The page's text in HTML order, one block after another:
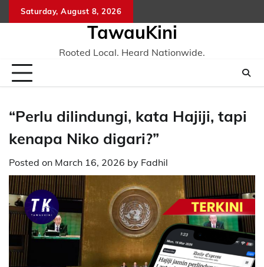
to
Saturday, August 8, 2026
TawauKini
Rooted Local. Heard Nationwide.
“Perlu dilindungi, kata Hajiji, tapi
kenapa Niko digari?”
Posted on March 16, 2026 by Fadhil